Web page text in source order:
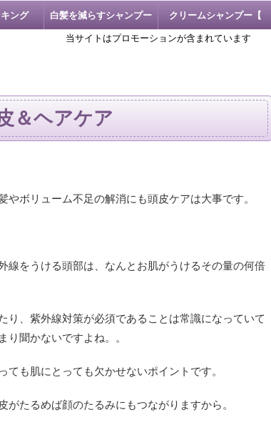
ング 白髪を減らすシャンプー クリームシャンプー【
KAMIKA 】
当サイトはプロモーションが含まれています
＆ヘアケア
ボリューム不足の解消にも頭皮ケアは大事です。
線をうける頭部は、なんとお肌がうけるその量の何倍
り、紫外線対策が必須であることは常識になっていて
り聞かないですよね。。
も肌にとっても欠かせないポイントです。
たるめば顔のたるみにもつながりますから。